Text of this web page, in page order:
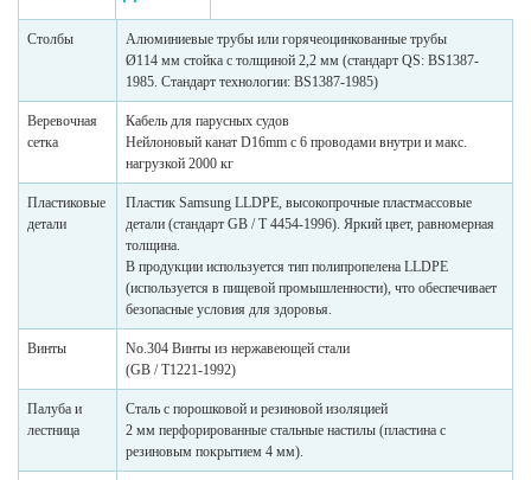
Столбы
Алюминиевые трубы или горячеоцинкованные трубы
Ø114 мм стойка с толщиной 2,2 мм (стандарт QS: BS1387-
1985. Стандарт технологии: BS1387-1985)
Веревочная
сетка
Кабель для парусных судов
Нейлоновый канат D16mm с 6 проводами внутри и макс.
нагрузкой 2000 кг
Пластиковые
детали
Пластик Samsung LLDPE, высокопрочные пластмассовые
детали (стандарт GB / T 4454-1996). Яркий цвет, равномерная
толщина.
В продукции используется тип полипропелена LLDPE
(используется в пищевой промышленности), что обеспечивает
безопасные условия для здоровья.
Винты
No.304 Винты из нержавеющей стали
(GB / T1221-1992)
Палуба и
лестница
Сталь с порошковой и резиновой изоляцией
2 мм перфорированные стальные настилы (пластина с
резиновым покрытием 4 мм).